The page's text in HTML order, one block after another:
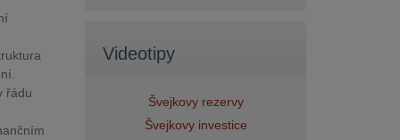
řádu
Videotipy
Švejkovy rezervy
Švejkovy investice